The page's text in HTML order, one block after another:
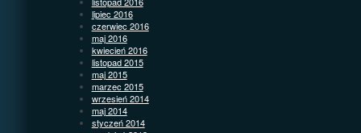
lipiec 2016
czerwiec 2016
maj 2016
kwiecień 2016
listopad 2015
maj 2015
marzec 2015
wrzesień 2014
maj 2014
styczeń 2014